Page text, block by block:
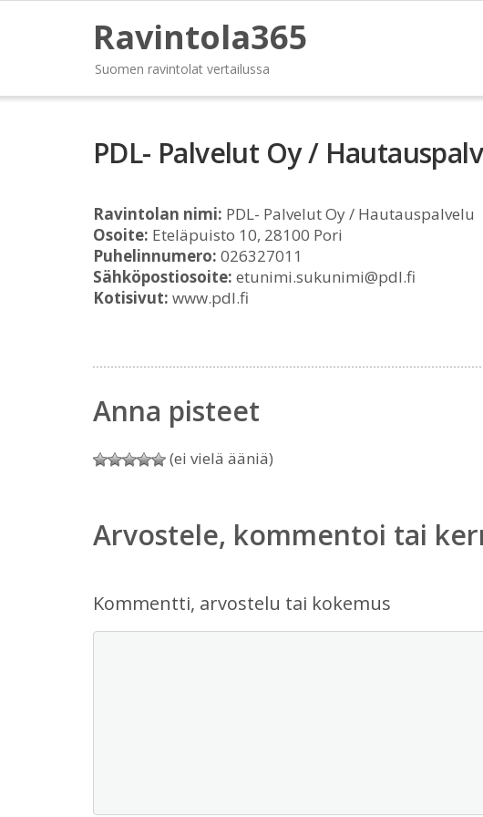
Ravintola365
Suomen ravintolat vertailussa
PDL- Palvelut Oy /
Ravintolan nimi: PDL- Palvelut Oy / Hautauspalvelu
Osoite: Eteläpuisto 10, 28100 Pori
Puhelinnumero: 026327011
Sähköpostiosoite: etunimi.sukunimi@pdl.fi
Kotisivut: www.pdl.fi
Anna pisteet
(ei vielä ääniä)
Arvostele, kommentoi tai
Kommentti, arvostelu tai kokemus